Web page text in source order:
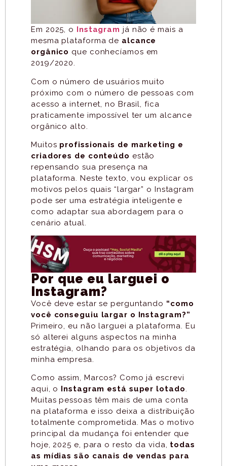
Em 2025, o Instagram já não é mais a
mesma plataforma de alcance
orgânico que conhecíamos em
2019/2020.
Com o número de usuários muito
próximo com o número de pessoas com
acesso a internet, no Brasil, fica
praticamente impossível ter um alcance
orgânico alto.
Muitos profissionais de marketing e
criadores de conteúdo estão
repensando sua presença na
plataforma. Neste texto, vou explicar os
motivos pelos quais “largar” o Instagram
pode ser uma estratégia inteligente e
como adaptar sua abordagem para o
cenário atual.
Por que eu larguei o
Instagram?
Você deve estar se perguntando “como
você conseguiu largar o Instagram?”
Primeiro, eu não larguei a plataforma. Eu
só alterei alguns aspectos na minha
estratégia, olhando para os objetivos da
minha empresa.
Como assim, Marcos? Como já escrevi
aqui, o Instagram está super lotado.
Muitas pessoas têm mais de uma conta
na plataforma e isso deixa a distribuição
totalmente comprometida. Mas o motivo
principal da mudança foi entender que
hoje, 2025 e, para o resto da vida, todas
as mídias são canais de vendas para